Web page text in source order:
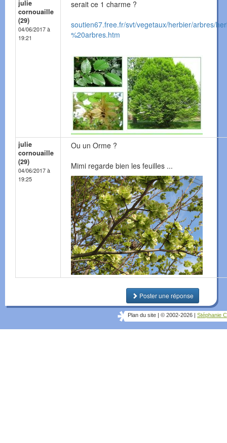
julie
cornouaille
(29)
04/06/2017 à
19:21
serait ce 1 charme ?
soutien67.free.fr/svt/vegetaux/herbier/arbres/
%20arbres.htm
julie
cornouaille
(29)
04/06/2017 à
19:25
Ou un Orme ?
Mimi regarde bien les feuilles ...
Poster une réponse
Plan du site © 2002-2026 Stéphanie C